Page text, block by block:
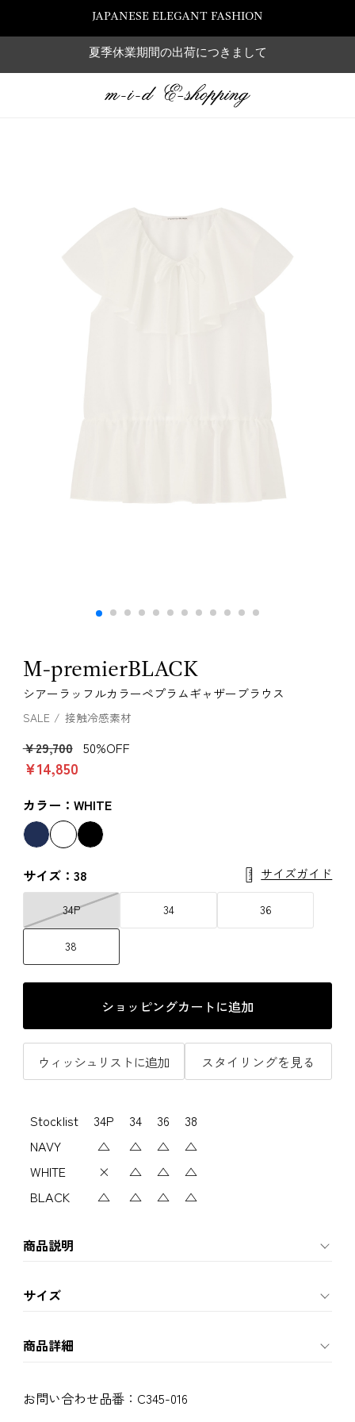
JAPANESE ELEGANT FASHION
夏季休業期間の出荷につきまして
M-premierBLACK
シアーラッフルカラーペプラムギャザーブラウス
SALE 接触冷感素材
￥29,700 50%OFF
￥14,850
カラー：WHITE
サイズ：38 サイズガイド
34P 34 36
38
ショッピングカートに追加
ウィッシュリストに追加 スタイリングを見る
Stocklist 34P 34 36
38
NAVY
△ △ △
△
WHITE
× △ △
△
BLACK
△ △ △ △
商品説明
サイズ
商品詳細
お問い合わせ品番： C345-016